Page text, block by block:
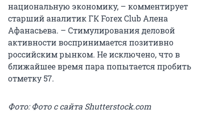
национальную экономику, – комментирует
старший аналитик ГК Forex Club Алена
Афанасьева. – Стимулирования деловой
активности воспринимается позитивно
российским рынком. Не исключено, что в
ближайшее время пара попытается пробить
отметку 57.
Фото: Фото с сайта Shutterstock.com